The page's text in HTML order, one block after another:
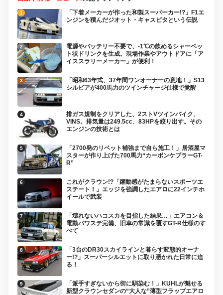
「下着メーカーが作った和製スーパーカー!?」F1エ
ンジンを積んだジオット・キャスピタという伝説
電源やバッテリー不要で、-1℃の飲めるシャーベッ
ト状ドリンクを生成。現場作業やアウトドアに「ア
イススラリーメーカー」が便利！
「昭和63年式、37年間ワンオーナーの意地！」S13
シルビアが400馬力のツインチャージ仕様で覚醒
排ガス規制をクリアした、2ストVツインバイク、
VINS。排気量は249.5cc、83HPを絞り出す。その
エンジンの技術とは
「2700発のリベット補強まで自ら施工！」居酒屋マ
スターが作り上げた700馬力“カーボンケブラーGT-
R”
これがクラウン!?「躍動感がたまらないスポーツエ
ステート！」エッジを強調したエアロに22インチホ
イールで武装
「壊れないハコスカを目指した結果…」エアコン＆
電動パワステ完備、旧車の常識を覆すGT-R仕様のす
べて
「3台のDR30スカイラインと暮らす変態的オーナ
ー!?」スーパーシルエットに取り憑かれた日常に迫
る！
「派手すぎないから街に馴染む！」KUHLが魅せる
新型クラウンセダンの“大人な”薄型フラップエアロ